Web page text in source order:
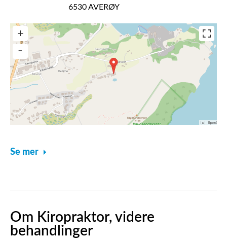
6530 AVERØY
Se mer
Om Kiropraktor, videre
behandlinger